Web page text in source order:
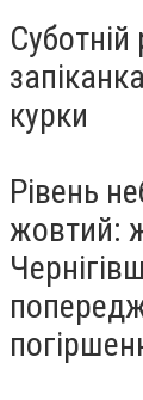
Суботній
курки
Рівень
жовтий: